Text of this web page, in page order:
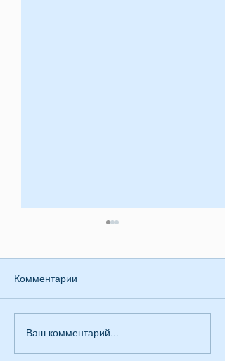
Заявление КСОРС
Эквадора
Комментарии
Ваш комментарий...